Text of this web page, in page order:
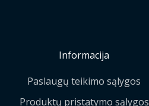
Informacija
Paslaugų teikimo sąlygos
Produktų pristatymo sąlygos